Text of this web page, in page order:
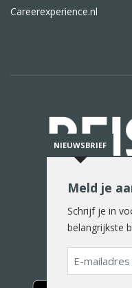
Careerexperience.nl
De
NIEUWSBRIEF
Meld je
Schrijf je in
belangrijkste
E-
mailadres